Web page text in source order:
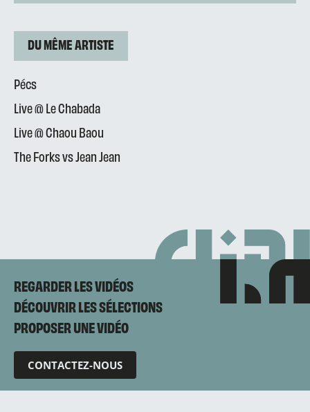
DU MÊME ARTISTE
Pécs
Live @ Le Chabada
Live @ Chaou Baou
The Forks vs Jean Jean
REGARDER LES VIDÉOS
DÉCOUVRIR LES SÉLECTIONS
PROPOSER UNE VIDÉO
CONTACTEZ-NOUS